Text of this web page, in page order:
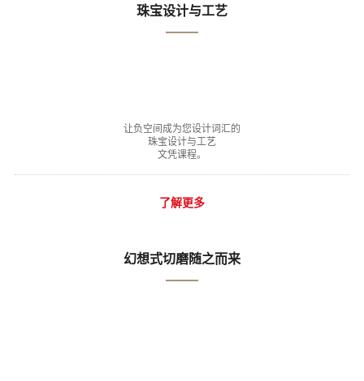
珠宝设计与工艺
让负空间成为您设计词汇的
珠宝设计与工艺
文凭课程。
了解更多
幻想式切磨随之而来